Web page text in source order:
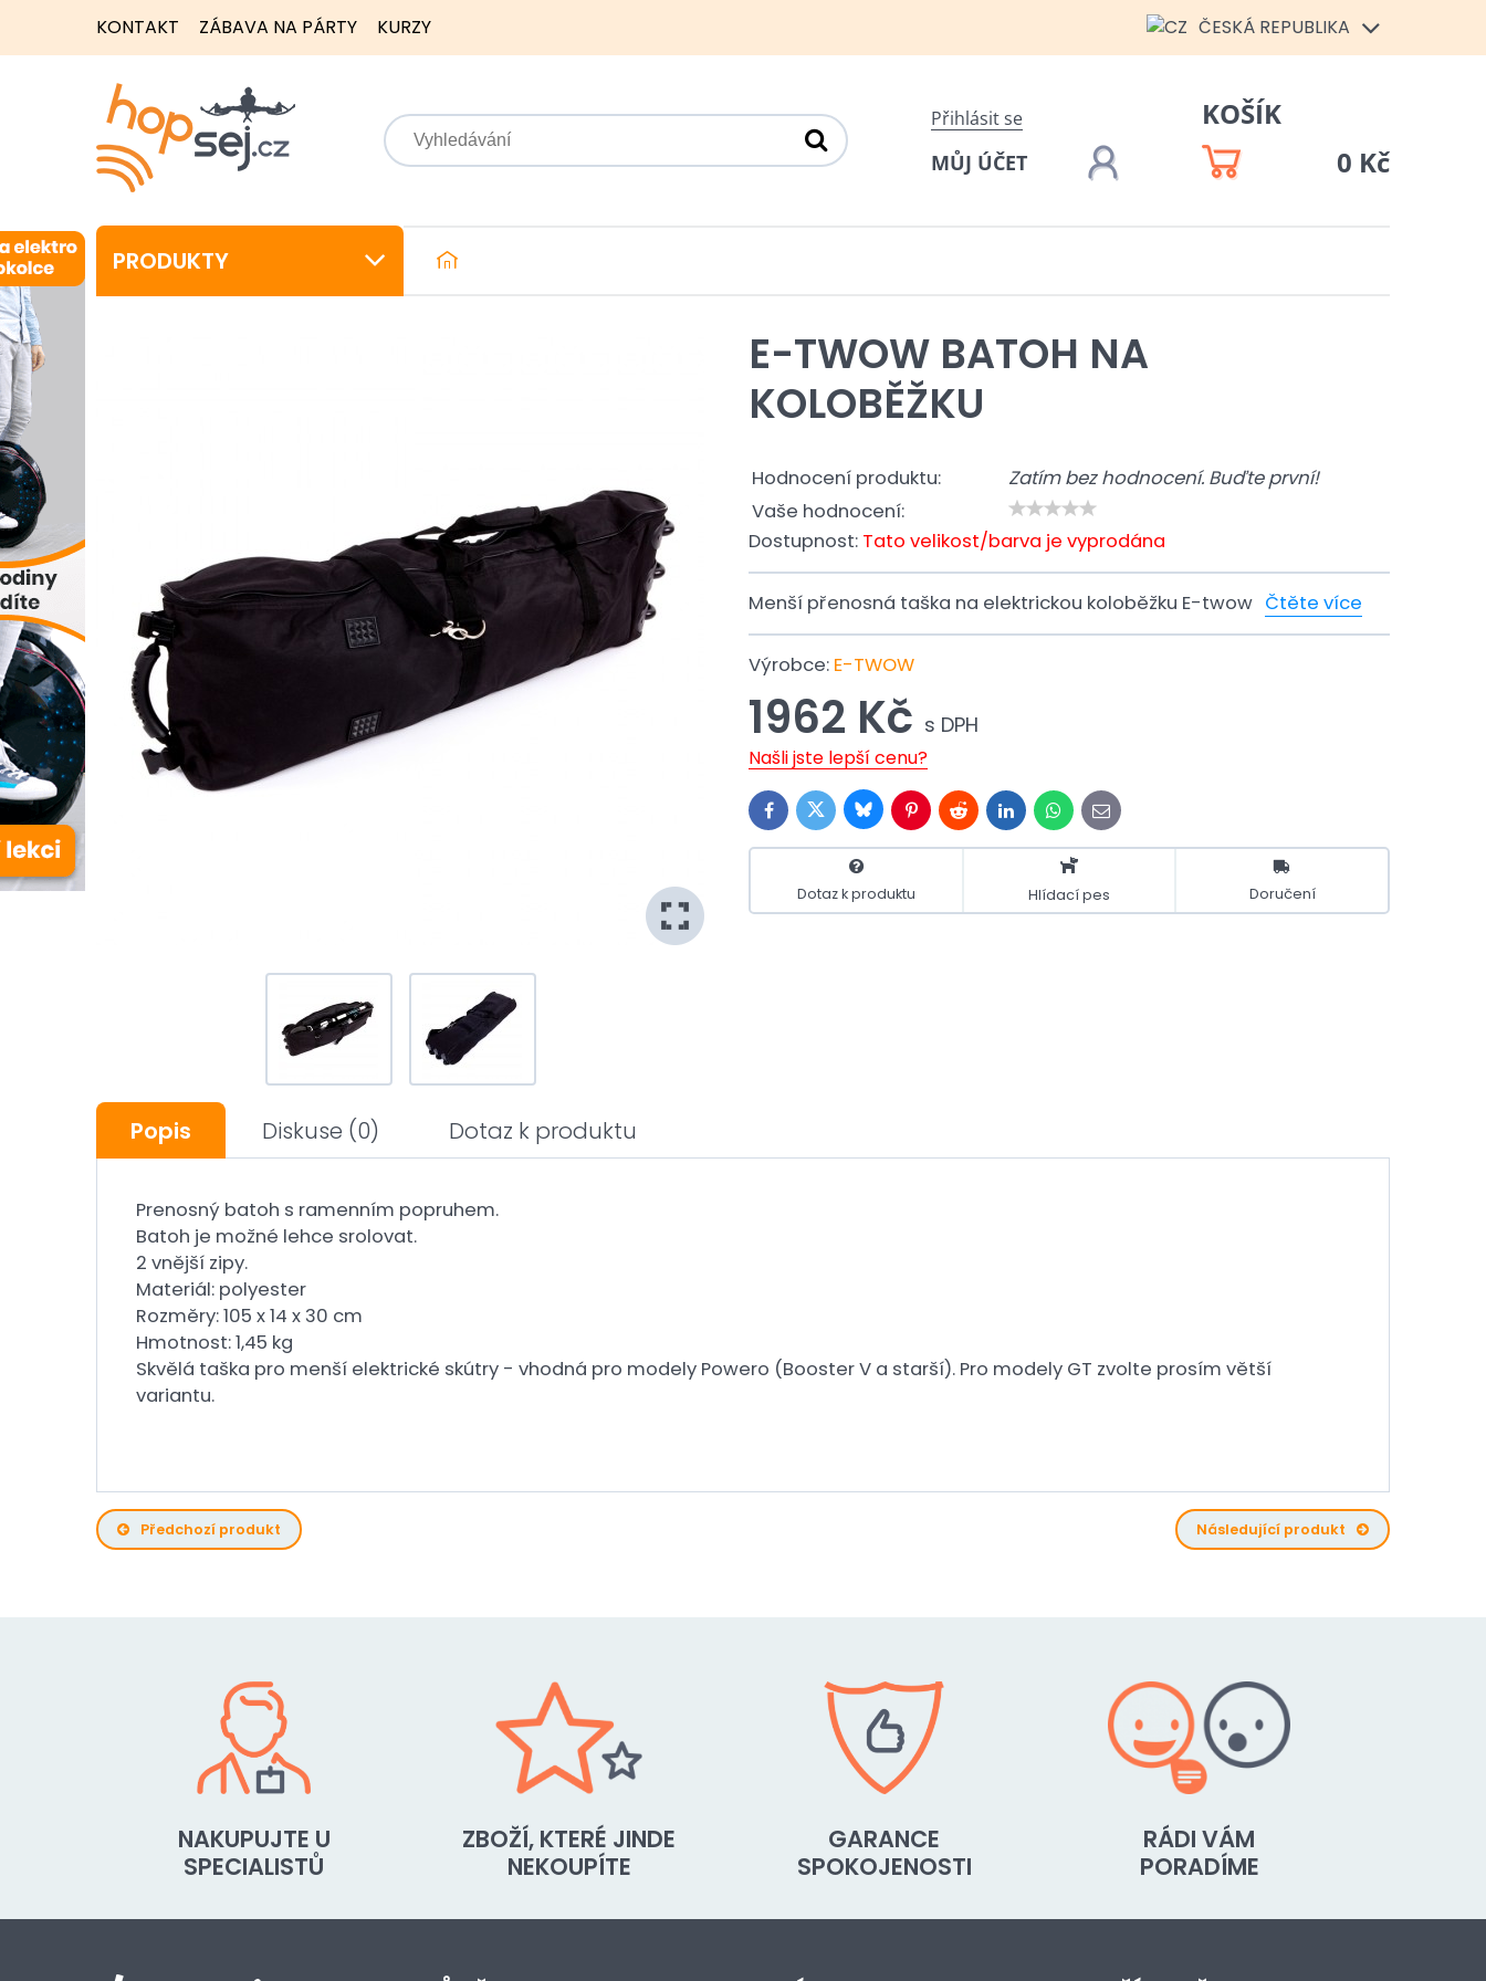
KONTAKT ZÁBAVA NA PÁRTY KURZY ČESKÁ REPUBLIKA
Přihlásit se
MŮJ ÚČET
KOŠÍK
0 Kč
PRODUKTY
E-TWOW BATOH NA
KOLOBĚŽKU
Hodnocení produktu:
Zatím bez hodnocení. Buďte první!
Vaše hodnocení:
Dostupnost: Tato velikost/barva je vyprodána
Menší přenosná taška na elektrickou koloběžku E-twow Čtěte více
Výrobce: E-TWOW
1962 Kč s DPH
Našli jste lepší cenu?
FacebookTwitterBlueskyPinterestRedditLinkedInWhatsApp
E-
mail
Dotaz k produktu Hlídací pes Doručení
Popis Diskuse (0) Dotaz k produktu
Prenosný batoh s ramenním popruhem.
Batoh je možné lehce srolovat.
2 vnější zipy.
Materiál: polyester
Rozměry: 105 x 14 x 30 cm
Hmotnost: 1,45 kg
Skvělá taška pro menší elektrické skútry - vhodná pro modely Powero (Booster V a starší). Pro modely GT zvolte prosím větší
variantu.
Předchozí produkt Následující produkt
NAKUPUJTE U
SPECIALISTŮ
ZBOŽÍ, KTERÉ JINDE
NEKOUPÍTE
GARANCE
SPOKOJENOSTI
RÁDI VÁM
PORADÍME